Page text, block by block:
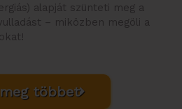
alapját szünteti meg a
– miközben megöli a
többet